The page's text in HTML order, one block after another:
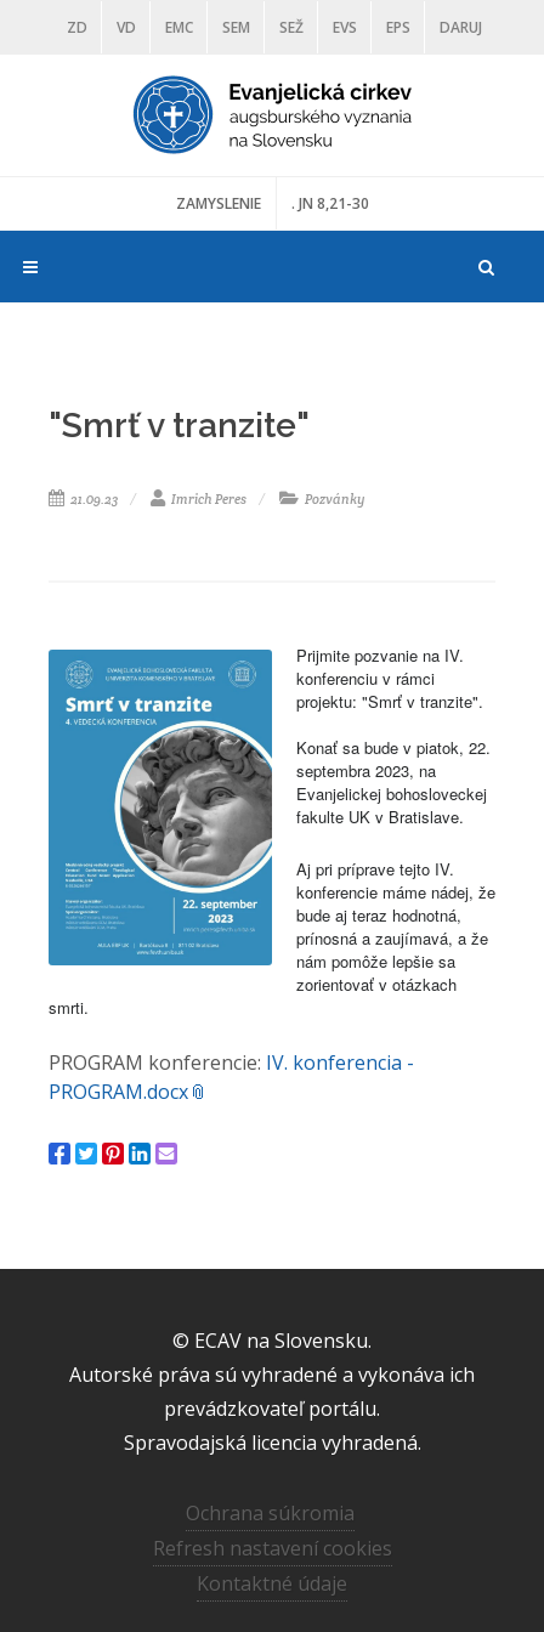
ZD VD EMC SEM SEŽ EVS EPS DARUJ
DIAKONIA ŠKOLY TRANOSCIUS
ZAMYSLENIE . JN 8,21-30
"Smrť v tranzite"
21.09.23 Imrich Peres Pozvánky
Prijmite pozvanie na IV.
konferenciu v rámci
projektu: "Smrť v tranzite".
Konať sa bude v piatok, 22.
septembra 2023, na
Evanjelickej bohosloveckej
fakulte UK v Bratislave.
Aj pri príprave tejto IV.
konferencie máme nádej, že
bude aj teraz hodnotná,
prínosná a zaujímavá, a že
nám pomôže lepšie sa
zorientovať v otázkach
smrti.
PROGRAM konferencie: IV. konferencia -
PROGRAM.docx
© ECAV na Slovensku.
Autorské práva sú vyhradené a vykonáva ich
prevádzkovateľ portálu.
Spravodajská licencia vyhradená.
Ochrana súkromia
Refresh nastavení cookies
Kontaktné údaje